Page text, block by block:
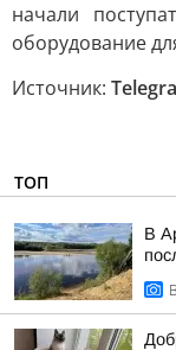
начали
оборудование
Источник:
ТОП
В